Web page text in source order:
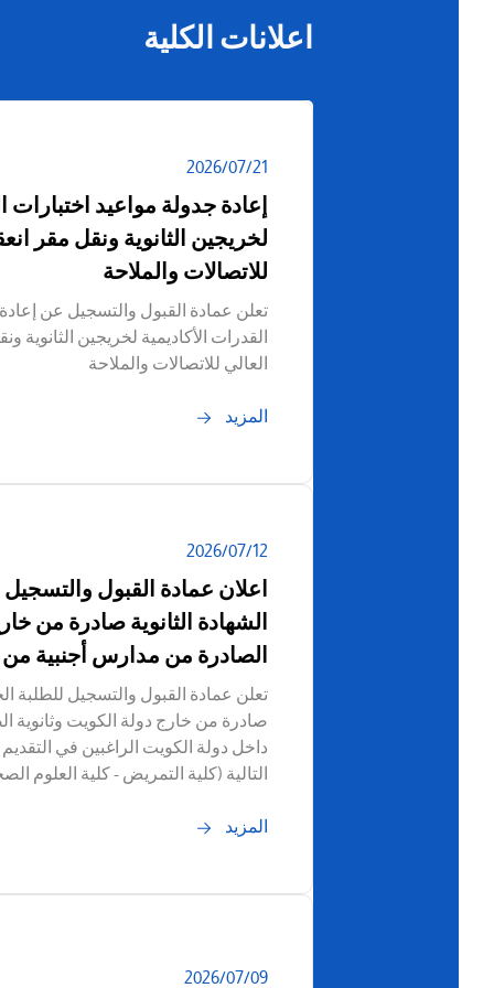
اعلانات الكلية
21‏/07‏/2026
إعادة جدولة مواعيد اختبارات
لخريجين الثانوية ونقل مقر
للاتصالات والملاحة
تعلن عمادة القبول والتسجيل عن
القدرات الأكاديمية لخريجين الثانوية
العالي للاتصالات والملاحة
المزيد
12‏/07‏/2026
اعلان عمادة القبول
الشهادة الثانوية صادرة من
الصادرة من مدارس أجنبية
تعلن عمادة القبول والتسجيل للطلبة
صادرة من خارج دولة الكويت وثانوية
داخل دولة الكويت الراغبين في
التالية (كلية التمريض - كلية العلوم
المزيد
09‏/07‏/2026